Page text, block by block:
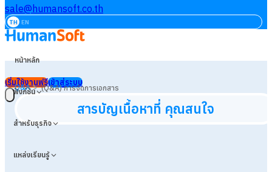
sale@humansoft.co.th
TH EN
หน้าหลัก
ฟังก์ชัน
สำหรับธุรกิจ
แหล่งเรียนรู้
เริ่มใช้งานฟรีเข้าสู่ระบบ
Q&A>(Q&A) การจัดการเอกสาร
สารบัญเนื้อหาที่ คุณสนใจ